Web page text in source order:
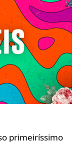
primeiríssimo